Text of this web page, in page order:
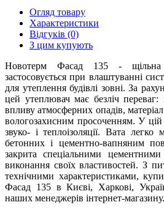
Огляд товару
Характеристики
Відгуків (0)
З цим купують
Новотерм Фасад 135 - щільна
застосовується при влаштуванні
для утеплення будівлі зовні. За
цей утеплювач має безліч переваг:
впливу атмосферних опадів,
вологозахисним просоченням. У цій
звуко- і теплоізоляції. Вата легко
бетонних і цементно-вапняним
закрита спеціальними
виконання своїх властивостей. З
технічними характеристиками,
Фасад 135 в Києві, Харкові,
наших менеджерів інтернет-магазину.